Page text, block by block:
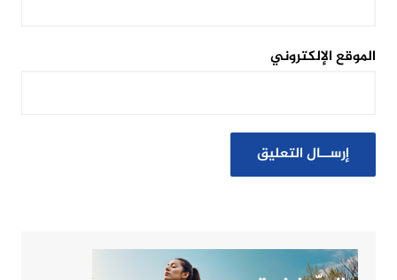
الموقع الإلكتروني